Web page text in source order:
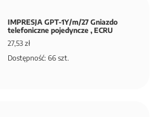
IMPRESJA GPT-1Y/m/27 Gniazdo
telefoniczne pojedyncze , ECRU
27,53 zł
Dostępność: 66 szt.